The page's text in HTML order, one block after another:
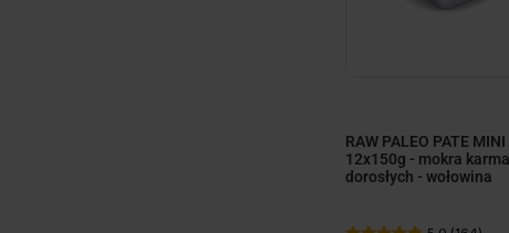
RAW PALEO PATE MINI
12x150g - mokra
dorosłych - wołowina